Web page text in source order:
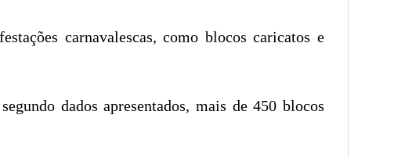
carnavalescas, como blocos caricatos e
dados apresentados, mais de 450 blocos